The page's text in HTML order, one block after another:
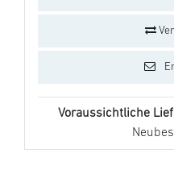
Voraussichtliche